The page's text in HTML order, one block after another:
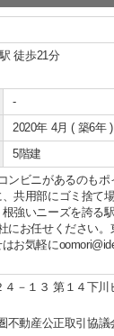
駅 徒歩21分
-
2020年 4月 ( 築6年 )
5階建
ンビニがあるのもポ
共用部にゴミ捨て
強いニーズを誇る
にお任せください。
お気軽に
－１３ 第１４下川
不動産公正取引協議